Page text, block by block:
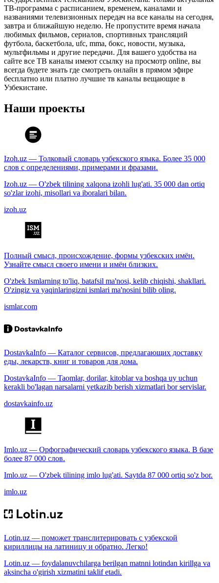
ТВ-программа с расписанием, временем, каналами и
названиями телевизионных передач на все каналы на сегодня,
завтра и ближайшую неделю. Не пропустите время начала
любимых фильмов, сериалов, спортивных трансляций
футбола, баскетбола, ufc, mma, бокс, новости, музыка,
мультфильмы и другие передачи. Для вашего удобства на
сайте все ТВ каналы имеют ссылку на просмотр online, вы
всегда будете знать где смотреть онлайн в прямом эфире
бесплатно или платно лучшие тв каналы вещающие в
Узбекистане.
Наши проекты
Izoh.uz — Толковый словарь узбекского языка. Более 35 000
слов с определениями, примерами и фразами.
Izoh.uz — O'zbek tilining xalqona izohli lug'ati. 35 000 dan ortiq
so'zlar izohi, misollari va iboralari bilan.
izoh.uz
Полный смысл, происхождение, формы узбекских имён.
Узнайте смысл своего имени и имён близких.
O'zbek Ismlarning to'liq, batafsil ma'nosi, kelib chiqishi, shakllari.
O'zingiz va yaqinlaringizni ismlari ma'nosini bilib oling.
ismlar.com
DostavkaInfo — Каталог сервисов, предлагающих доставку
еды, лекарств, книг и товаров для дома.
DostavkaInfo — Taomlar, dorilar, kitoblar va boshqa uy uchun
kerakli bo'lagan narsalarni yetkazib berish xizmatlari bor servislar.
dostavkainfo.uz
Imlo.uz — Орфографический словарь узбекского языка. В базе
более 87 000 слов.
Imlo.uz — O'zbek tilining imlo lug'ati. Saytda 87 000 ortiq so'z bor.
imlo.uz
Lotin.uz — поможет транслитерировать с узбекской
кириллицы на латиницу и обратно. Легко!
Lotin.uz — foydalanuvchilarga berilgan matnni lotindan kirillga va
aksincha o'girish xizmatini taklif etadi.